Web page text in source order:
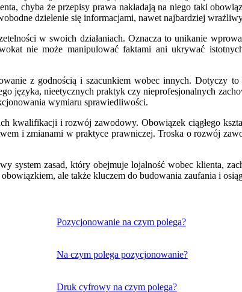
chyba że przepisy prawa nakładają na niego taki
dzielenie się informacjami, nawet najbardziej
w swoich działaniach. Oznacza to unikanie
nie może manipulować faktami ani ukrywać
z godnością i szacunkiem wobec innych. Dotyczy
języka, nieetycznych praktyk czy nieprofesjonalnych
wymiaru sprawiedliwości.
kwalifikacji i rozwój zawodowy. Obowiązek ciągłego
i zmianami w praktyce prawniczej. Troska o rozwój
system zasad, który obejmuje lojalność wobec klienta,
ale także kluczem do budowania zaufania i
Pozycjonowanie na czym polega?
Na czym polega pozycjonowanie?
Druk cyfrowy na czym polega?